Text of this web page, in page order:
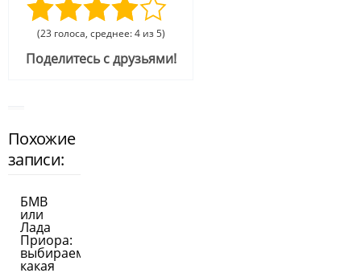
(23 голоса, среднее: 4 из 5)
Поделитесь с друзьями!
Похожие
записи:
БМВ
или
Лада
Приора:
выбираем,
какая